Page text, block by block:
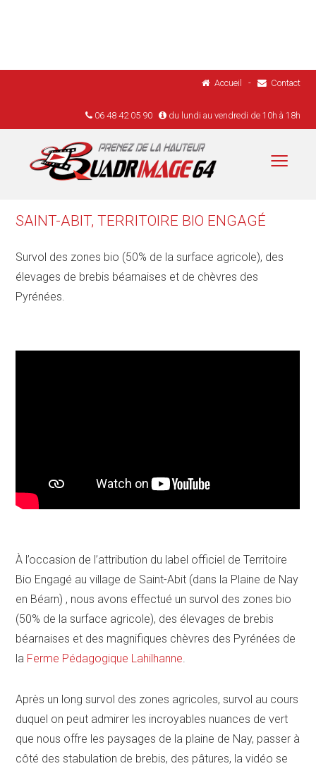
Accueil - Contact
06 48 42 05 90 du lundi au vendredi de 10h à 18h
Menu
Accueil
Drones
Réglementation
Tarifs
SAINT-ABIT, TERRITOIRE BIO ENGAGÉ
Survol des zones bio (50% de la surface agricole), des
élevages de brebis béarnaises et de chèvres des
Pyrénées.
À l’occasion de l’attribution du label officiel de Territoire
Bio Engagé au village de Saint-Abit (dans la Plaine de Nay
en Béarn) , nous avons effectué un survol des zones bio
(50% de la surface agricole), des élevages de brebis
béarnaises et des magnifiques chèvres des Pyrénées de
la Ferme Pédagogique Lahilhanne
Après un long survol des zones agricoles, survol au cours
duquel on peut admirer les incroyables nuances de vert
que nous offre les paysages de la plaine de Nay, passer à
côté des stabulation de brebis, des pâtures, la vidéo se